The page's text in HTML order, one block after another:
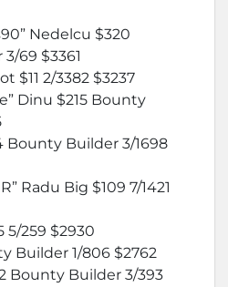
Nedelcu $320
69 $3361
$11 2/3382 $3237
Dinu $215 Bounty
Bounty Builder 3/1698
Radu Big $109 7/1421
5/259 $2930
Builder 1/806 $2762
Bounty Builder 3/393